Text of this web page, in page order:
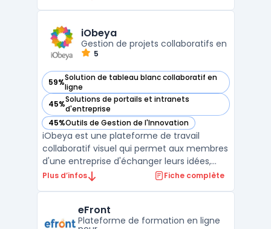
entreprises peuvent créer des
communautés en ligne pour des dépa ...
iObeya
Gestion de projets collaboratifs en
5
59%Solution de tableau blanc collaboratif en
ligne
— voir iObeya dans cette catégorie
45%Solutions de portails et intranets
d'entreprise
— voir iObeya dans cette catégorie
45%Outils de Gestion de l'Innovation
— voir iObeya dans cette catégorie
iObeya est une plateforme de travail
collaboratif visuel qui permet aux membres
d'une entreprise d'échanger leurs idées,
leurs connaissances et informations en
planification, la formation, la simulation,
etc. iObe ...
Plus d’infos Fiche complète
eFront
Plateforme de formation en ligne